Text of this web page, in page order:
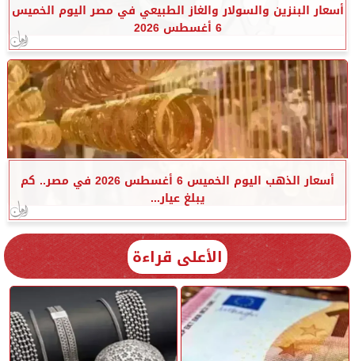
أسعار البنزين والسولار والغاز الطبيعي في مصر اليوم الخميس
6 أغسطس 2026
أسعار الذهب اليوم الخميس 6 أغسطس 2026 في مصر.. كم
يبلغ عيار...
الأعلى قراءة